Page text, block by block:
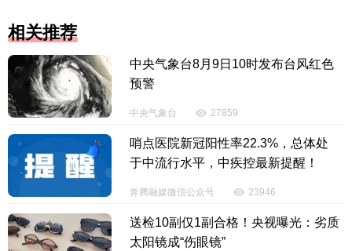
品，欢迎转发，但非经本报书面授权同意，严禁包括但不限于转载或改
编、引用等，违者必追究法律责任。
相关推荐
中央气象台8月9日10时发布台风红色
预警
中央气象台 27859
哨点医院新冠阳性率22.3%，总体处
于中流行水平，中疾控最新提醒！
奔腾融媒微信公众号 23946
送检10副仅1副合格！央视曝光：劣质
太阳镜成“伤眼镜”